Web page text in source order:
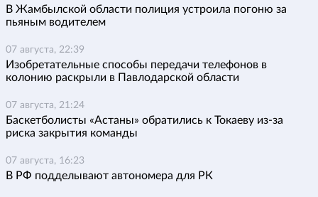
В Жамбылской области полиция устроила погоню за
пьяным водителем
07 августа, 22:39
Изобретательные способы передачи телефонов в
колонию раскрыли в Павлодарской области
07 августа, 21:24
Баскетболисты «Астаны» обратились к Токаеву из-за
риска закрытия команды
07 августа, 16:23
В РФ подделывают автономера для РК